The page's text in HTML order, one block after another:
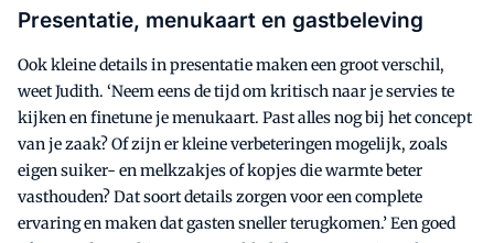
Presentatie, menukaart en gastbeleving
Ook kleine details in presentatie maken een groot verschil,
weet Judith. ‘Neem eens de tijd om kritisch naar je servies te
kijken en finetune je menukaart. Past alles nog bij het concept
van je zaak? Of zijn er kleine verbeteringen mogelijk, zoals
eigen suiker- en melkzakjes of kopjes die warmte beter
vasthouden? Dat soort details zorgen voor een complete
ervaring en maken dat gasten sneller terugkomen.’ Een goed